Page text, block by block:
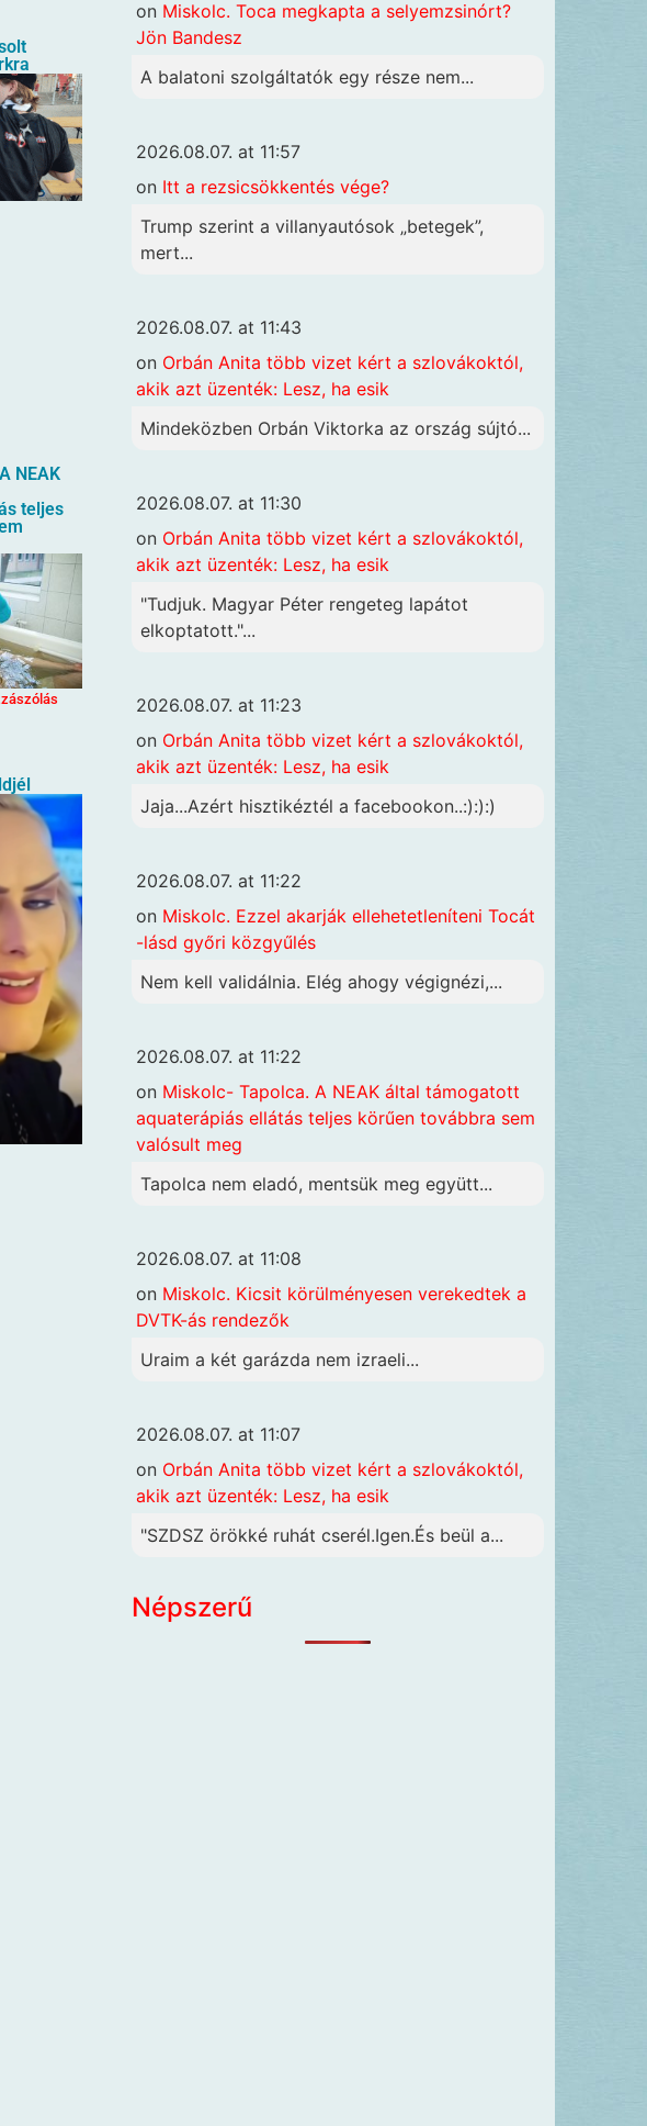
NEAK
teljes
on Miskolc. Toca megkapta a selyemzsinórt?
Jön Bandesz
A balatoni szolgáltatók egy része nem...
2026.08.07. at 11:57
on Itt a rezsicsökkentés vége?
Trump szerint a villanyautósok „betegek”,
mert...
2026.08.07. at 11:43
on Orbán Anita több vizet kért a szlovákoktól,
akik azt üzenték: Lesz, ha esik
Mindeközben Orbán Viktorka az ország sújtó...
2026.08.07. at 11:30
on Orbán Anita több vizet kért a szlovákoktól,
akik azt üzenték: Lesz, ha esik
"Tudjuk. Magyar Péter rengeteg lapátot
elkoptatott."...
2026.08.07. at 11:23
on Orbán Anita több vizet kért a szlovákoktól,
akik azt üzenték: Lesz, ha esik
Jaja...Azért hisztikéztél a facebookon..:):):)
2026.08.07. at 11:22
on Miskolc. Ezzel akarják ellehetetleníteni Tocát
-lásd győri közgyűlés
Nem kell validálnia. Elég ahogy végignézi,...
2026.08.07. at 11:22
on Miskolc- Tapolca. A NEAK által támogatott
aquaterápiás ellátás teljes körűen továbbra sem
valósult meg
Tapolca nem eladó, mentsük meg együtt...
2026.08.07. at 11:08
on Miskolc. Kicsit körülményesen verekedtek a
DVTK-ás rendezők
Uraim a két garázda nem izraeli...
2026.08.07. at 11:07
on Orbán Anita több vizet kért a szlovákoktól,
akik azt üzenték: Lesz, ha esik
"SZDSZ örökké ruhát cserél.Igen.És beül a...
Népszerű